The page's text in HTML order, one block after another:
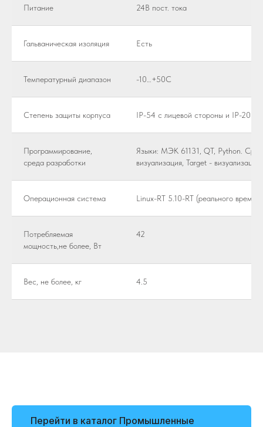
Питание 24В пост. тока
Гальваническая изоляция Есть
Температурный диапазон -10…+50C
Степень защиты корпуса IP-54 с лицевой стороны и IP-20 с
Программирование,
среда разработки
Языки: МЭК 61131, QT, Python.
визуализация, Target - визуализация
Операционная система Linux-RT 5.10-RT (реального
Потребляемая
мощность,не более, Вт
42
Вес, не более, кг 4.5
Перейти в каталог Промышленные